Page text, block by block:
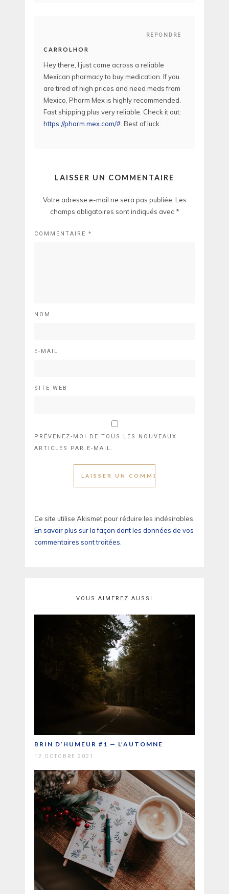
REPONDRE
CARROLHOR
Hey there, I just came across a reliable
Mexican pharmacy to buy medication. If you
are tired of high prices and need meds from
Mexico, Pharm Mex is highly recommended.
Fast shipping plus very reliable. Check it out:
https://pharm.mex.com/# . Best of luck.
LAISSER UN COMMENTAIRE
Votre adresse e-mail ne sera pas publiée. Les
champs obligatoires sont indiqués avec *
COMMENTAIRE *
NOM
E-MAIL
SITE WEB
PRÉVENEZ-MOI DE TOUS LES NOUVEAUX
ARTICLES PAR E-MAIL.
Ce site utilise Akismet pour réduire les indésirables.
En savoir plus sur la façon dont les données de vos
commentaires sont traitées
VOUS AIMEREZ AUSSI
BRIN D’HUMEUR #1 — L’AUTOMNE
12 OCTOBRE 2021